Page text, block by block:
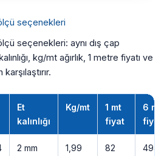
seçenekleri
seçenekleri: aynı dış çap
kg/mt ağırlık, 1 metre fiyatı ve
Et
kalınlığı
Kg/mt
1 mt
fiyat
6 mt
fiyatı
2 mm
1,99
82
494